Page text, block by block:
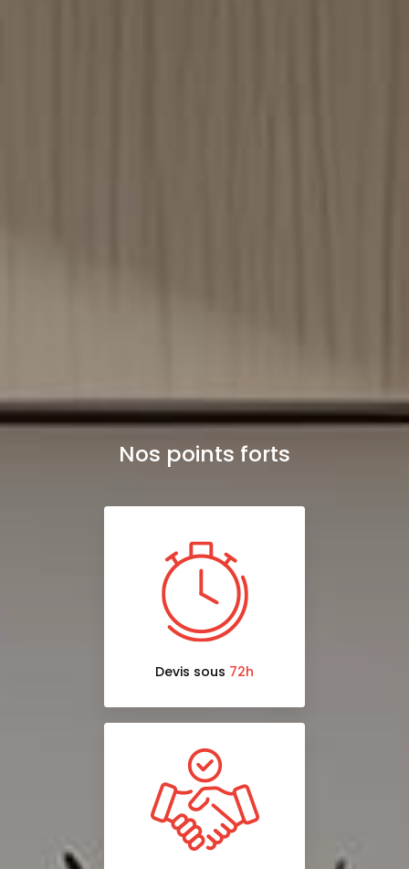
Nos points forts
Devis sous 72h